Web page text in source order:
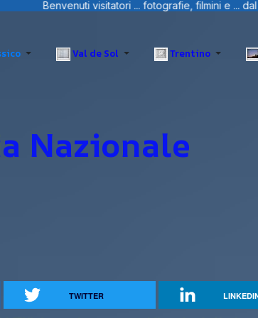
... fotografie, filmini e ... dal Trentino, dalla
Val de Sol Trentino
Nazionale
TWITTER